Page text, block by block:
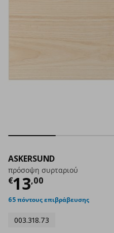
ASKERSUND
πρόσοψη συρταριού
€13,00
Τρέχουσα
65 πόντους επιβράβευσης
003.318.73